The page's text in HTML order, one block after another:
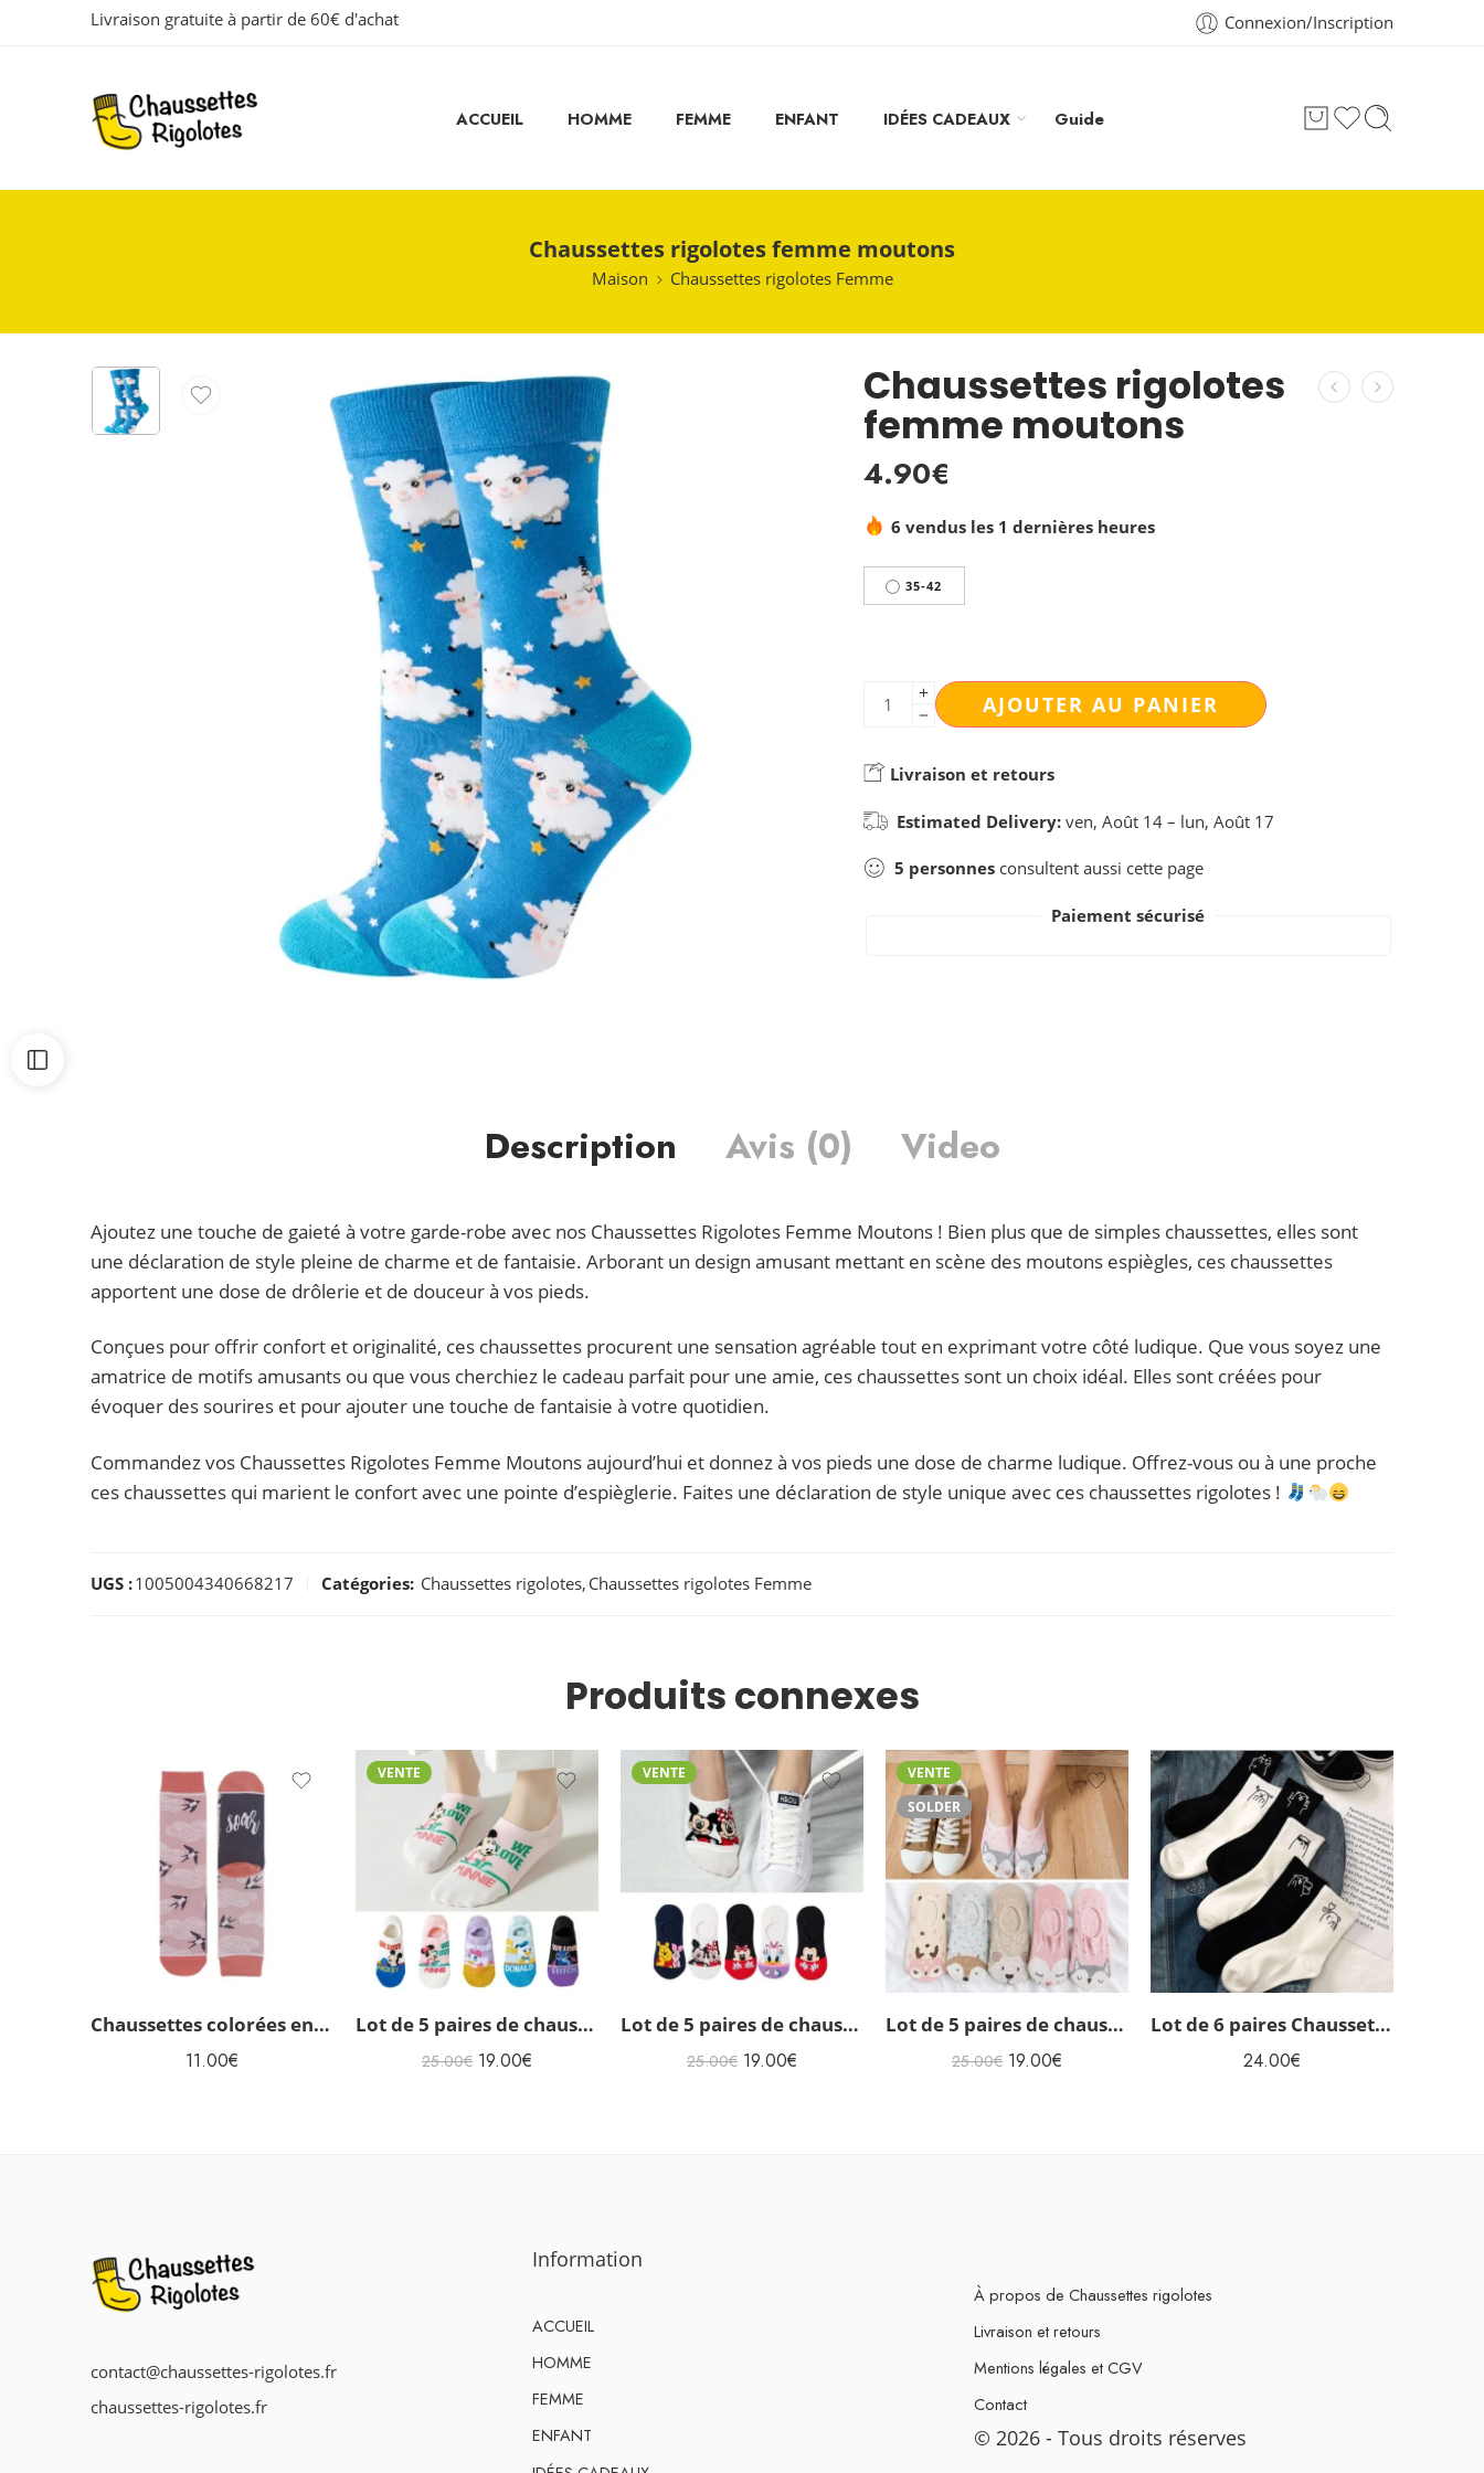
Livraison gratuite à partir de 60€ d'achat Connexion/Inscription
ACCUEIL HOMME FEMME ENFANT IDÉES CADEAUX Guide
Chaussettes rigolotes femme moutons
Maison Chaussettes rigolotes Femme
Chaussettes rigolotes
femme moutons
4.90€
6 vendus les 1 dernières heures
35-42
AJOUTER AU PANIER
Livraison et retours
Estimated Delivery: ven, Août 14 – lun, Août 17
5 personnes consultent aussi cette page
Paiement sécurisé
Description Avis (0) Video
Ajoutez une touche de gaieté à votre garde-robe avec nos Chaussettes Rigolotes Femme Moutons ! Bien plus que de simples chaussettes, elles sont
une déclaration de style pleine de charme et de fantaisie. Arborant un design amusant mettant en scène des moutons espiègles, ces chaussettes
apportent une dose de drôlerie et de douceur à vos pieds.
Conçues pour offrir confort et originalité, ces chaussettes procurent une sensation agréable tout en exprimant votre côté ludique. Que vous soyez une
amatrice de motifs amusants ou que vous cherchiez le cadeau parfait pour une amie, ces chaussettes sont un choix idéal. Elles sont créées pour
évoquer des sourires et pour ajouter une touche de fantaisie à votre quotidien.
Commandez vos Chaussettes Rigolotes Femme Moutons aujourd’hui et donnez à vos pieds une dose de charme ludique. Offrez-vous ou à une proche
ces chaussettes qui marient le confort avec une pointe d’espièglerie. Faites une déclaration de style unique avec ces chaussettes rigolotes !
UGS :1005004340668217 Catégories: Chaussettes rigolotes, Chaussettes rigolotes Femme
Produits connexes
Chaussettes colorées en coton femmes Hirondelle
11.00€
VENTE
Lot de 5 paires de chaussettes femme Disney
25.00€ 19.00€
VENTE
Lot de 5 paires de chaussettes invisibles Disney
25.00€ 19.00€
VENTE
SOLDER
Lot de 5 paires de chaussettes invisibles Animaux
25.00€ 19.00€
Lot de 6 paires Chaussettes rigolotes japonaises
24.00€
contact@chaussettes-rigolotes.fr
chaussettes-rigolotes.fr
Information
ACCUEIL
HOMME
FEMME
ENFANT
À propos de Chaussettes rigolotes
Livraison et retours
Mentions légales et CGV
Contact
© 2026 - Tous droits réserves